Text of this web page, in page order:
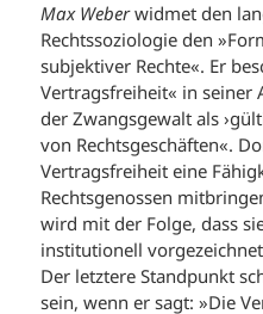
Max Weberwidmet den
Rechtssoziologie den
subjektiver Rechte«. Er
Vertragsfreiheit« in seiner
der Zwangsgewalt als
von Rechtsgeschäften«.
Vertragsfreiheit eine
Rechtsgenossen
wird mit der Folge, dass
institutionell
Der letztere Standpunkt
sein, wenn er sagt: »Die